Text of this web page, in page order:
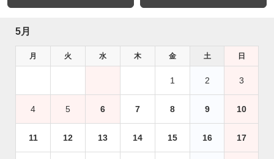
5月
月 火 水 木 金 土 日
1 2 3
4 5 6 7 8 9 10
11 12 13 14 15 16 17